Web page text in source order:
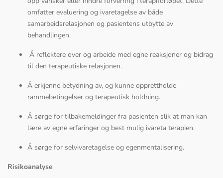
omfatter evaluering og ivaretagelse av både
samarbeidsrelasjonen og pasientens utbytte av
behandlingen.
Å reflektere over og arbeide med egne reaksjoner og bidrag
til den terapeutiske relasjonen.
Å erkjenne betydning av, og kunne opprettholde
rammebetingelser og terapeutisk holdning.
Å sørge for tilbakemeldinger fra pasienten slik at man kan
lære av egne erfaringer og best mulig ivareta terapien.
Å sørge for selvivaretagelse og egenmentalisering.
Risikoanalyse